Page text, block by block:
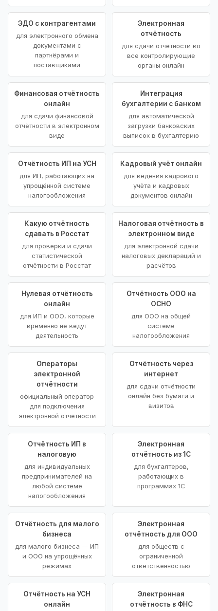
ЭДО с контрагентами
для электронного обмена
документами с
партнёрами и
поставщиками
Электронная
отчётность
для сдачи отчётности во
все контролирующие
органы онлайн
Финансовая отчётность
онлайн
для сдачи финансовой
отчётности в электронном
виде
Интеграция
бухгалтерии с банком
для автоматической
загрузки банковских
выписок в бухгалтерию
Отчётность ИП на УСН
для ИП, работающих на
упрощённой системе
налогообложения
Кадровый учёт онлайн
для ведения кадрового
учёта и кадровых
документов онлайн
Какую отчётность
сдавать в Росстат
для проверки и сдачи
статистической
отчётности в Росстат
Налоговая отчётность в
электронном виде
для электронной сдачи
налоговых деклараций и
расчётов
Нулевая отчётность
онлайн
для ИП и ООО, которые
временно не ведут
деятельность
Отчётность ООО на
ОСНО
для ООО на общей
системе
налогообложения
Операторы
электронной
отчётности
официальный оператор
для подключения
электронной отчётности
Отчётность через
интернет
для сдачи отчётности
онлайн без бумаги и
визитов
Отчётность ИП в
налоговую
для индивидуальных
предпринимателей на
любой системе
налогообложения
Электронная
отчётность из 1С
для бухгалтеров,
работающих в
программах 1С
Отчётность для малого
бизнеса
для малого бизнеса — ИП
и ООО на упрощённых
режимах
Электронная
отчётность для ООО
для обществ с
ограниченной
ответственностью
Отчётность на УСН
онлайн
Электронная
отчётность в ФНС